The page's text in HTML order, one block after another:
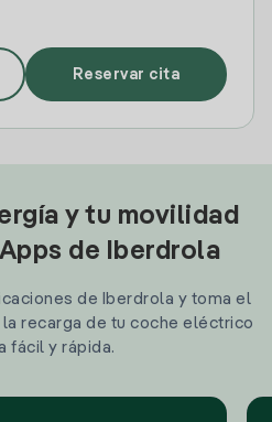
Reservar cita
y tu movilidad
de Iberdrola
de Iberdrola y toma el
recarga de tu coche eléctrico
fácil y rápida.